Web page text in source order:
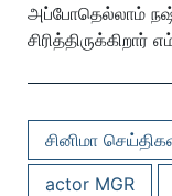
அப்போதெல்லாம்
சிரித்திருக்கிறார்
சினிமா
actor MGR